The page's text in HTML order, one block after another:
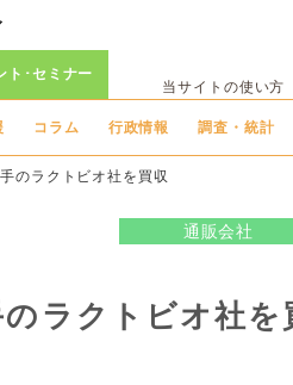
ト･セミナー
当サイトの使い方
コラム 行政情報 調査・統計
のラクトビオ社を買収
通販会社
ラクトビオ社を